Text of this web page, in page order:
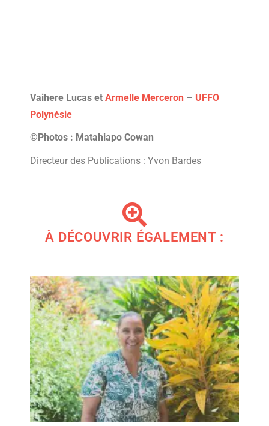
Vaihere Lucas et Armelle Merceron – UFFO
Polynésie
©Photos : Matahiapo Cowan
Directeur des Publications : Yvon Bardes
À DÉCOUVRIR ÉGALEMENT :